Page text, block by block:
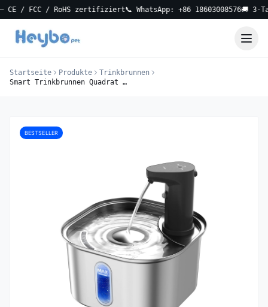
/ FCC / RoHS zertifiziert📞 WhatsApp: +86 18603008576🚚 3-Tage
Startseite Produkte
Trinkbrunnen
Smart Trinkbrunnen Quadrat 3.0L
BESTSELLER